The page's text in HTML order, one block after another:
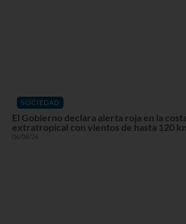
SOCIEDAD
El Gobierno declara alerta roja en la
extratropical con vientos de hasta 120
06/08/26